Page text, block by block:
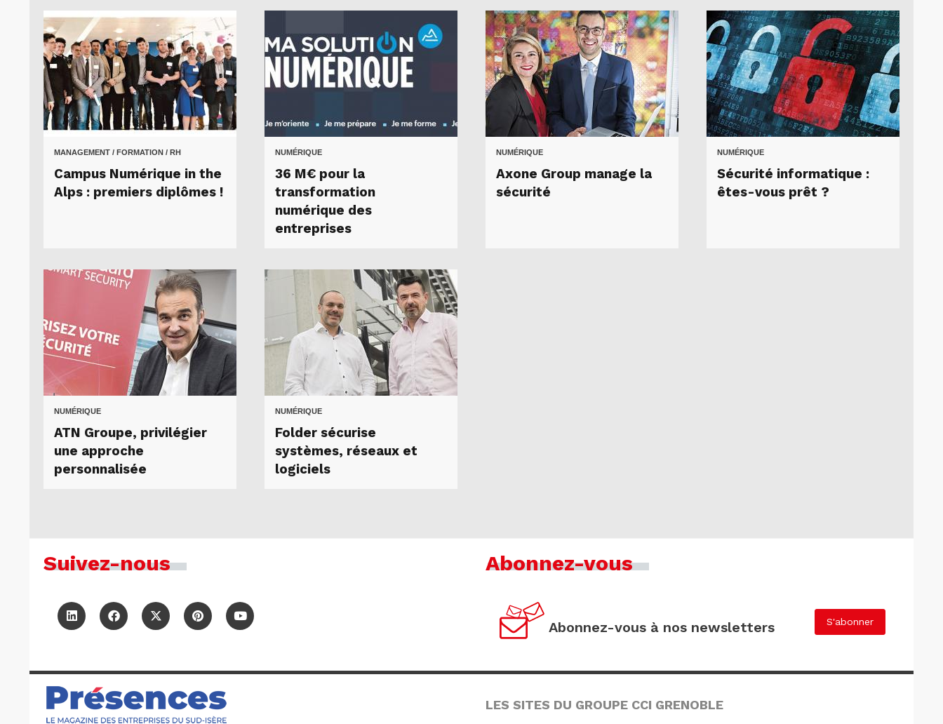
MANAGEMENT / FORMATION / RH
Campus Numérique in the
Alps : premiers diplômes !
NUMÉRIQUE
36 M€ pour la
transformation
numérique des
entreprises
NUMÉRIQUE
Axone Group manage la
sécurité
NUMÉRIQUE
Sécurité informatique :
êtes-vous prêt ?
NUMÉRIQUE
ATN Groupe, privilégier
une approche
personnalisée
NUMÉRIQUE
Folder sécurise
systèmes, réseaux et
logiciels
Suivez-nous Abonnez-vous
Abonnez-vous à nos newsletters S'abonner
LES SITES DU GROUPE CCI GRENOBLE